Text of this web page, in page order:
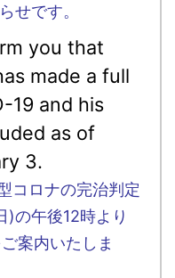
せです。
you that
made a full
19 and his
as of
3.
コロナの完治判定
)の午後12時より
案内いたしま